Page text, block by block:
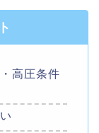
高圧条件